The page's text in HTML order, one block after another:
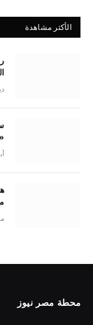
الأكثر مشاهدة
محطة مصر نيوز